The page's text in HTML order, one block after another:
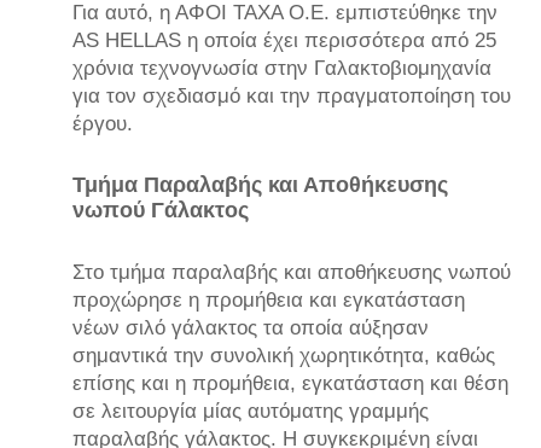
Για αυτό, η ΑΦΟΙ ΤΑΧΑ Ο.Ε. εμπιστεύθηκε την
AS HELLAS η οποία έχει περισσότερα από 25
χρόνια τεχνογνωσία στην Γαλακτοβιομηχανία
για τον σχεδιασμό και την πραγματοποίηση του
έργου.
Τμήμα Παραλαβής και Αποθήκευσης
νωπού Γάλακτος
Στο τμήμα παραλαβής και αποθήκευσης νωπού
προχώρησε η προμήθεια και εγκατάσταση
νέων σιλό γάλακτος τα οποία αύξησαν
σημαντικά την συνολική χωρητικότητα, καθώς
επίσης και η προμήθεια, εγκατάσταση και θέση
σε λειτουργία μίας αυτόματης γραμμής
παραλαβής γάλακτος. Η συγκεκριμένη είναι